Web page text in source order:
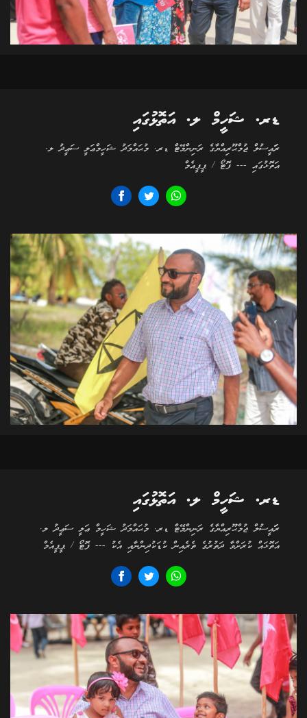
ޑރ. ޝަހީމް ލ. އަތޮޅުގައި
ރަަައީސުލް ޖުމްޙޫރިއްޔާގެ ރަނިންމޭޓް ޑރ. މުޙައްމަދު ޝަހީމްޢަލީ ސަޢީދު ލ.
އަތޮޅުގައި --- ފޮޓޯ / ޕީޕީއެމް
ޑރ. ޝަހީމް ލ. އަތޮޅުގައި
ރަަައީސުލް ޖުމްޙޫރިއްޔާގެ ރަނިންމޭޓް ޑރ. މުޙައްމަދު ޝަހީމް ޢަލީ ސަޢީދު ލ.
އަތޮޅައް ކުރަށްވާ ދަތުރުގެ ތެރެއިން ކުޑަކުދިންނާއި އެކު --- ފޮޓޯ / ޕީޕީއެމް